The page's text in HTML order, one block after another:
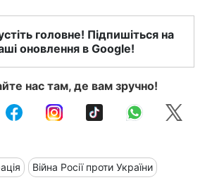
головне! Підпишіться на
оновлення в Google!
нас там, де вам зручно!
Війна Росії проти України